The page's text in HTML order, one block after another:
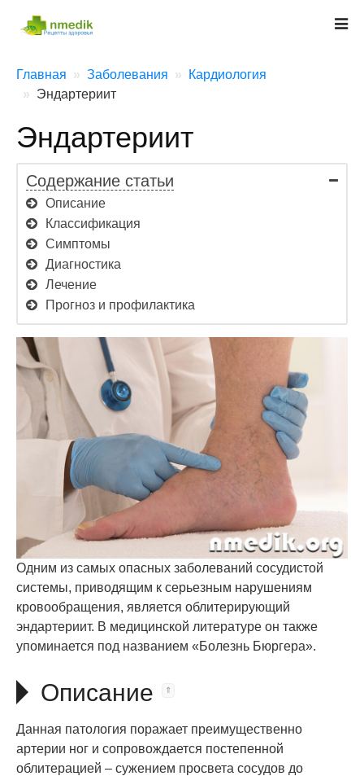
Главная Заболевания
Кардиология
Эндартериит
Эндартериит
Содержание статьи
Описание
Классификация
Симптомы
Диагностика
Лечение
Прогноз и профилактика
Одним из самых опасных заболеваний сосудистой
системы, приводящим к серьезным нарушениям
кровообращения, является облитерирующий
эндартериит. В медицинской литературе он также
упоминается под названием «Болезнь Бюргера».
Описание
Данная патология поражает преимущественно
артерии ног и сопровождается постепенной
облитерацией – сужением просвета сосудов до